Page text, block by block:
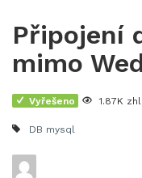
Připojení
mimo
Vyřešeno 1.87K
DB mysql